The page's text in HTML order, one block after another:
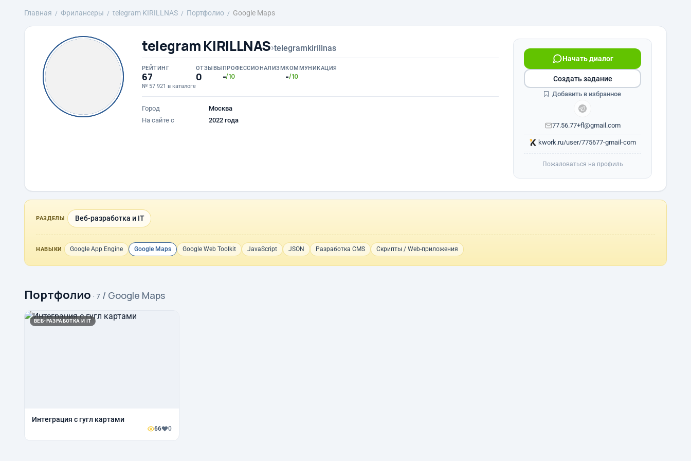
Главная Фрилансеры telegram KIRILLNAS Портфолио Google Maps
telegram KIRILLNAS›telegramkirillnas
РЕЙТИНГ
67
№ 57 921 в каталоге
ОТЗЫВЫ
0
ПРОФЕССИОНАЛИЗМ
-/10
КОММУНИКАЦИЯ
-/10
Город
Москва
На сайте с
2022 года
Начать диалог
77.56.77+fl@gmail.com
kwork.ru/user/775677-gmail-com
Создать задание
Добавить в избранное
Пожаловаться на профиль
РАЗДЕЛЫ Веб-разработка и IT
НАВЫКИ Google App Engine Google Maps Google Web Toolkit JavaScript JSON Разработка CMS Скрипты / Web-приложения
Портфолио · 7 / Google Maps
ВЕБ-РАЗРАБОТКА И IT
Интеграция с гугл картами
66 0